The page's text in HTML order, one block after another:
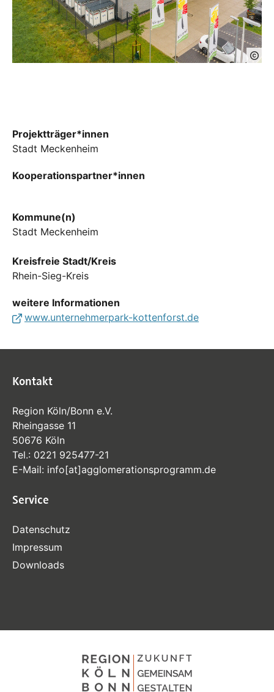
Projektträger*innen
Stadt Meckenheim
Kooperationspartner*innen
Kommune(n)
Stadt Meckenheim
Kreisfreie Stadt/Kreis
Rhein-Sieg-Kreis
weitere Informationen
www.unternehmerpark-kottenforst.de
Kontakt
Region Köln/Bonn e.V.
Rheingasse 11
50676 Köln
Tel.: 0221 925477-21
E-Mail: info[at]agglomerationsprogramm.de
Service
Datenschutz
Impressum
Downloads